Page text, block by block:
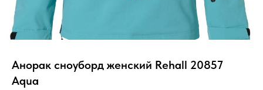
Анорак сноуборд женский Rehall 20857
Aqua